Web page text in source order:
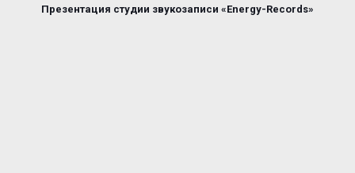
Презентация студии звукозаписи «Energy-Records»